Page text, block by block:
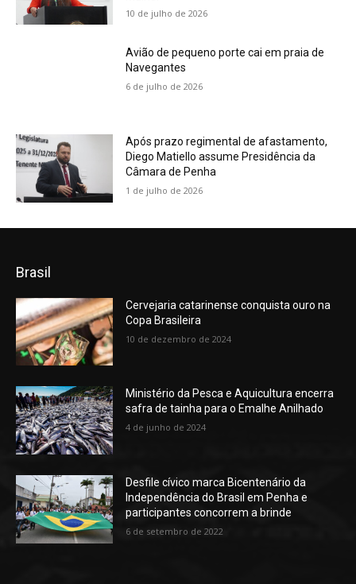
10 de julho de 2026
Avião de pequeno porte cai em praia de
Navegantes
6 de julho de 2026
Após prazo regimental de afastamento,
Diego Matiello assume Presidência da
Câmara de Penha
1 de julho de 2026
Brasil
Cervejaria catarinense conquista ouro na
Copa Brasileira
10 de dezembro de 2024
Ministério da Pesca e Aquicultura encerra
safra de tainha para o Emalhe Anilhado
4 de junho de 2024
Desfile cívico marca Bicentenário da
Independência do Brasil em Penha e
participantes concorrem a brinde
6 de setembro de 2022